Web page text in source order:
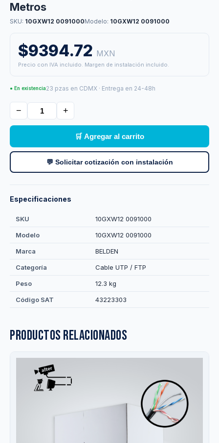
Metros
SKU: 10GXW12 0091000Modelo: 10GXW12 0091000
$9394.72 MXN
Precio con IVA incluido. Margen de instalación incluido.
● En existencia23 pzas en CDMX · Entrega en 24-48h
− +
🛒 Agregar al carrito
💬 Solicitar cotización con instalación
Especificaciones
SKU 10GXW12 0091000
Modelo 10GXW12 0091000
Marca BELDEN
Categoría Cable UTP / FTP
Peso 12.3 kg
Código SAT 43223303
Productos relacionados